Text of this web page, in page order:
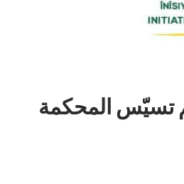
لم تسيّس المحكمة